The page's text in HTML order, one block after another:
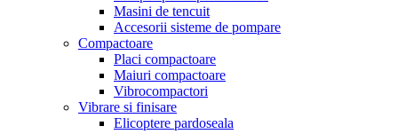
Masini de tencuit
Accesorii sisteme de pompare
Compactoare
Placi compactoare
Maiuri compactoare
Vibrocompactori
Vibrare si finisare
Elicoptere pardoseala